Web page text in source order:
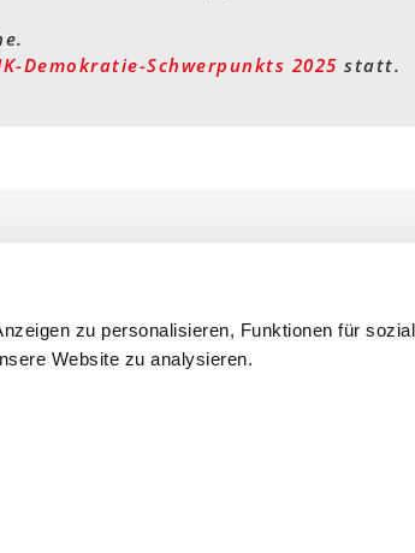
zu personalisieren, Funktionen für
Website zu analysieren.
Demokratie-Schwerpunkts 2025 statt.